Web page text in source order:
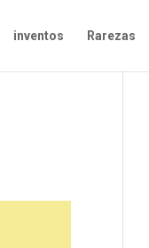
inventos Rarezas